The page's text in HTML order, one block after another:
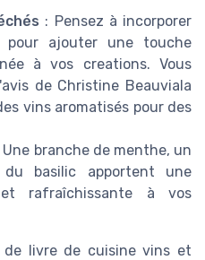
: Pensez à incorporer
ajouter une touche
à vos creations. Vous
de Christine Beauviala
vins aromatisés pour des
Une branche de menthe, un
basilic apportent une
rafraîchissante à vos
de livre de cuisine vins et